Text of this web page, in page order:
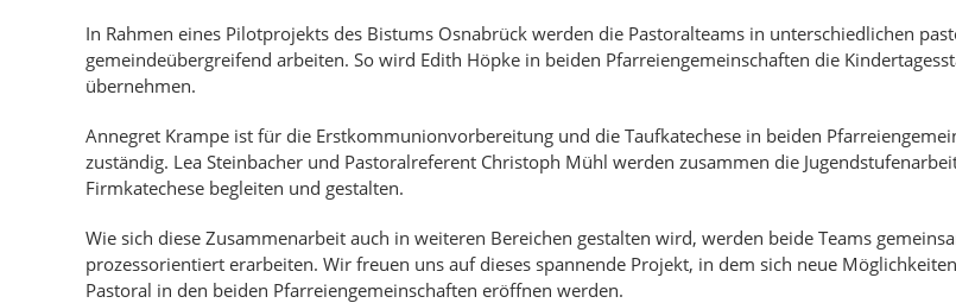
In Rahmen eines Pilotprojekts des Bistums Osnabrück werden die Pastoralteams in unterschiedlichen
gemeindeübergreifend arbeiten. So wird Edith Höpke in beiden Pfarreiengemeinschaften die
übernehmen.
Annegret Krampe ist für die Erstkommunionvorbereitung und die Taufkatechese in beiden
zuständig. Lea Steinbacher und Pastoralreferent Christoph Mühl werden zusammen die
Firmkatechese begleiten und gestalten.
Wie sich diese Zusammenarbeit auch in weiteren Bereichen gestalten wird, werden beide Teams
prozessorientiert erarbeiten. Wir freuen uns auf dieses spannende Projekt, in dem sich neue
Pastoral in den beiden Pfarreiengemeinschaften eröffnen werden.